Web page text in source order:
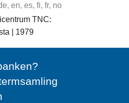
en, es, fi, fr, no
TNC:
| 1979